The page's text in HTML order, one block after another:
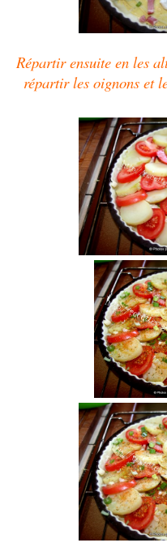
Répartir ensuite en les
répartir les oignons et